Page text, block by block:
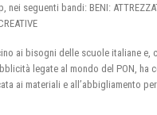
nei seguenti bandi: BENI:
ai bisogni delle scuole italiane e,
legate al mondo del PON, ha
ai materiali e all’abbigliamento